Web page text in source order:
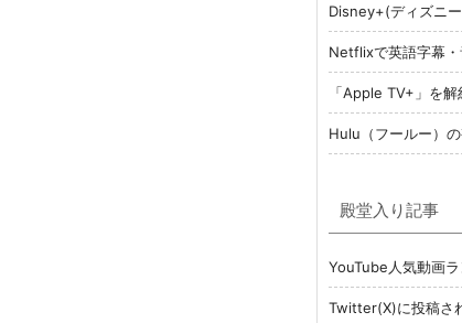
Disney+(ディズニ
Netflixで英語字幕
「Apple TV+」を
Hulu（フールー）
殿堂入り記事
YouTube人気動画
Twitter(X)に投稿さ